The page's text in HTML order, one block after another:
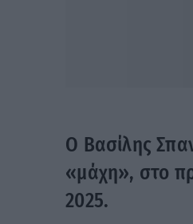
Ο Βασίλης
«μάχη», στο
2025.